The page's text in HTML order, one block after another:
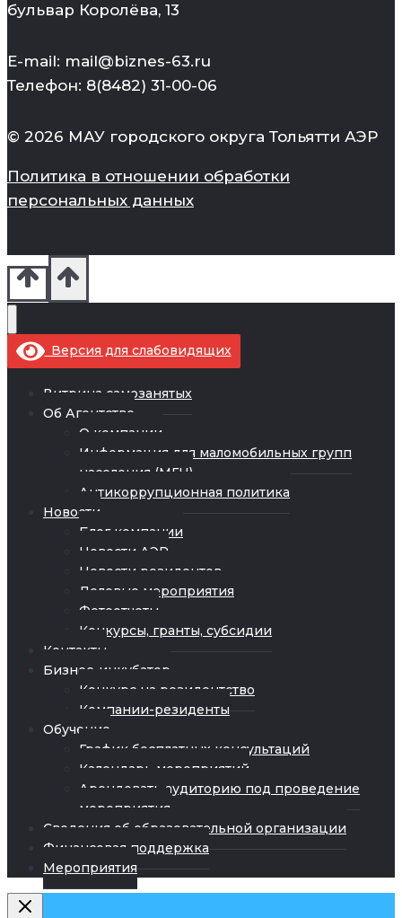
бульвар Королёва, 13
E-mail: mail@biznes-63.ru
Телефон: 8(8482) 31-00-06
© 2026 МАУ городского округа Тольятти АЭР
Политика в отношении обработки
персональных данных
Версия для слабовидящих
Витрина самозанятых
Об Агентстве
О компании
Информация для маломобильных групп
населения (МГН)
Антикоррупционная политика
Новости
Блог компании
Новости АЭР
Новости резидентов
Деловые мероприятия
Фотоотчеты
Конкурсы, гранты, субсидии
Контакты
Бизнес-инкубатор
Конкурс на резидентство
Компании-резиденты
Обучение
График бесплатных консультаций
Календарь мероприятий
Арендовать аудиторию под проведение
мероприятия
Сведения об образовательной организации
Финансовая поддержка
Мероприятия